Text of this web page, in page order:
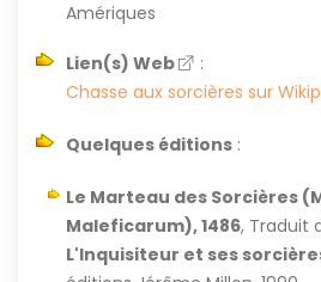
Amériques
Lien(s) Web
:
Chasse aux sorcières sur
Quelques éditions :
Le Marteau des Sorcières
Maleficarum), 1486, Traduit
L'Inquisiteur et ses